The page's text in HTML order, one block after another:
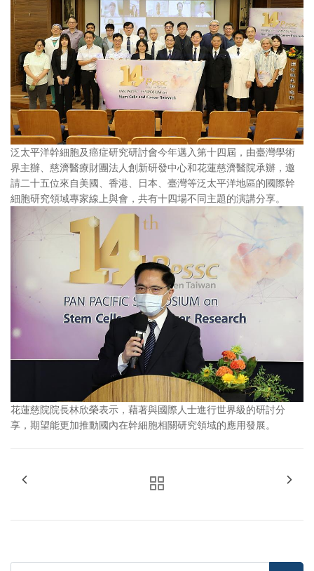
泛太平洋幹細胞及癌症研究研討會今年邁入第十四屆，由臺灣學術
界主辦、慈濟醫療財團法人創新研發中心和花蓮慈濟醫院承辦，邀
請二十五位來自美國、香港、日本、臺灣等泛太平洋地區的國際幹
細胞研究領域專家線上與會，共有十四場不同主題的演講分享。
花蓮慈院院長林欣榮表示，藉著與國際人士進行世界級的研討分
享，期望能更加推動國內在幹細胞相關研究領域的應用發展。